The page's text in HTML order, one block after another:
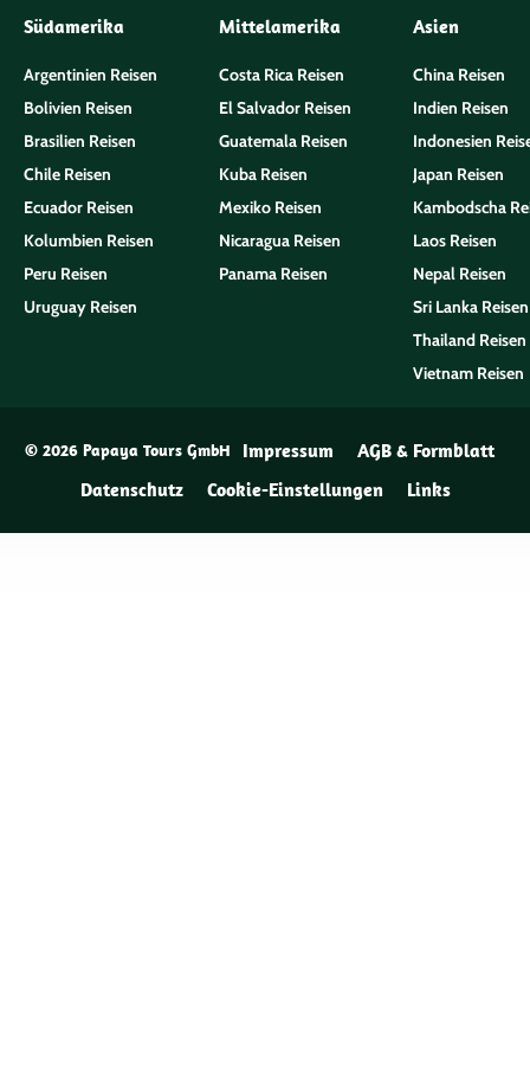
Südamerika
Argentinien Reisen
Bolivien Reisen
Brasilien Reisen
Chile Reisen
Ecuador Reisen
Kolumbien Reisen
Peru Reisen
Uruguay Reisen
Mittelamerika
Costa Rica Reisen
El Salvador Reisen
Guatemala Reisen
Kuba Reisen
Mexiko Reisen
Nicaragua Reisen
Panama Reisen
Asien
China Reisen
Indien Reisen
Indonesien
Japan Reisen
Kambodscha
Laos Reisen
Nepal Reisen
Sri Lanka Reisen
Thailand Reisen
Vietnam Reisen
© 2026 Papaya Tours GmbH Impressum
AGB & Formblatt
Datenschutz
Cookie-Einstellungen Links